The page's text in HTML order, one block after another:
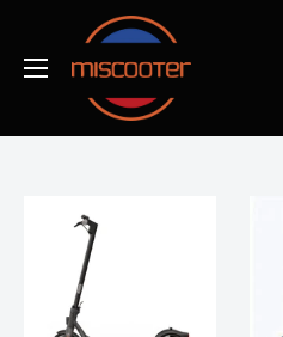
Miscooter